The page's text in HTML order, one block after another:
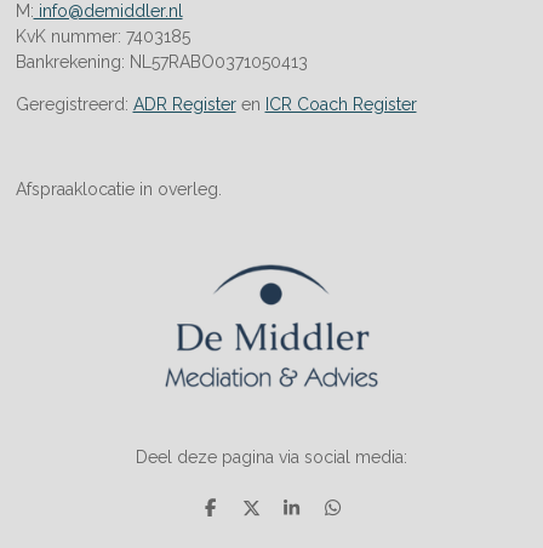
M: info@demiddler.nl
KvK nummer: 7403185
Bankrekening: NL57RABO0371050413
Geregistreerd: ADR Registeren ICR Coach Register
Afspraaklocatie in overleg.
Deel deze pagina via social media:
D
D
S
D